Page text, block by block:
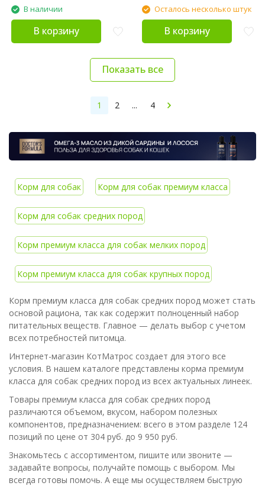
В наличии
В корзину
Осталось несколько штук
В корзину
Показать все
1 2 ... 4
Корм для собак Корм для собак премиум класса
Корм для собак средних пород
Корм премиум класса для собак мелких пород
Корм премиум класса для собак крупных пород
Корм премиум класса для собак средних пород может стать
основой рациона, так как содержит полноценный набор
питательных веществ. Главное — делать выбор с учетом
всех потребностей питомца.
Интернет-магазин КотМатрос создает для этого все
условия. В нашем каталоге представлены корма премиум
класса для собак средних пород из всех актуальных линеек.
Товары премиум класса для собак средних пород
различаются объемом, вкусом, набором полезных
компонентов, предназначением: всего в этом разделе 124
позиций по цене от 304 руб. до 9 950 руб.
Знакомьтесь с ассортиментом, пишите или звоните —
задавайте вопросы, получайте помощь с выбором. Мы
всегда готовы помочь. А еще мы осуществляем быструю